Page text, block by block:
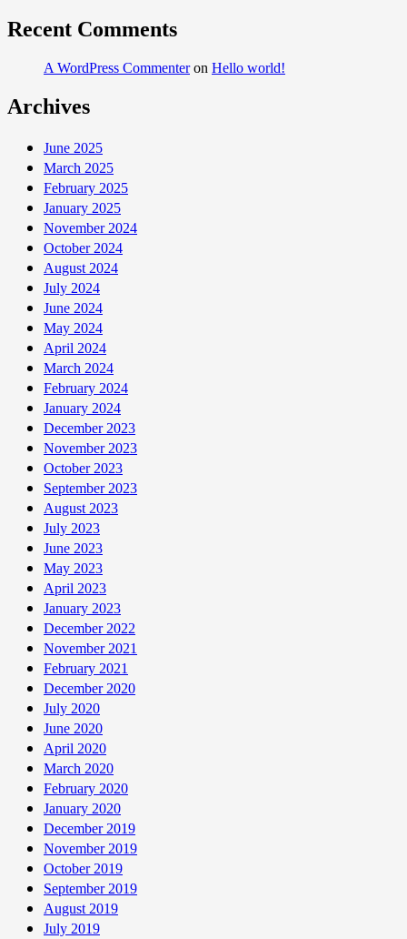
Kỳ
Nhiều
Mỹ
lịch
Trong
Nửa
Năm
2015
Recent Comments
A WordPress Commenteron Hello world!
Archives
June 2025
March 2025
February 2025
January 2025
November 2024
October 2024
August 2024
July 2024
June 2024
May 2024
April 2024
March 2024
February 2024
January 2024
December 2023
November 2023
October 2023
September 2023
August 2023
July 2023
June 2023
May 2023
April 2023
January 2023
December 2022
November 2021
February 2021
December 2020
July 2020
June 2020
April 2020
March 2020
February 2020
January 2020
December 2019
November 2019
October 2019
September 2019
August 2019
July 2019